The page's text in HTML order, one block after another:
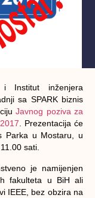
i Institut inženjera
sa SPARK biznis
Javnog poziva za
. Prezentacija će
Parka u Mostaru, u
sati.
je namijenjen
fakulteta u BiH ali
IEEE, bez obzira na